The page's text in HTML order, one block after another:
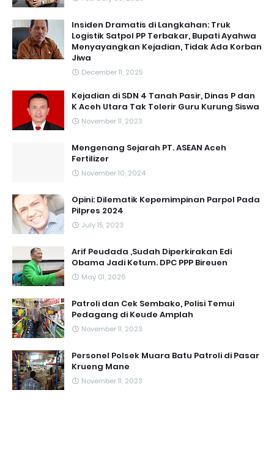
Insiden Dramatis di Langkahan: Truk
Logistik Satpol PP Terbakar, Bupati Ayahwa
Menyayangkan Kejadian, Tidak Ada Korban
Jiwa
December 11, 2025
Kejadian di SDN 4 Tanah Pasir, Dinas P dan
K Aceh Utara Tak Tolerir Guru Kurung Siswa
November 11, 2023
Mengenang Sejarah PT. ASEAN Aceh
Fertilizer
November 10, 2024
Opini: Dilematik Kepemimpinan Parpol Pada
Pilpres 2024
July 15, 2023
Arif Peudada ,Sudah Diperkirakan Edi
Obama Jadi Ketum. DPC PPP Bireuen
May 01, 2026
Patroli dan Cek Sembako, Polisi Temui
Pedagang di Keude Amplah
November 11, 2023
Personel Polsek Muara Batu Patroli di Pasar
Krueng Mane
November 11, 2023